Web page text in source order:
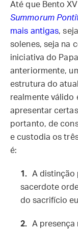
Até que Bento
Summorum
mais antigas,
solenes, seja na
iniciativa do
anteriormente,
estrutura do
realmente válido
apresentar
portanto, de
e custodia os
é:
A distinção
sacerdote
do sacrifício
A presença